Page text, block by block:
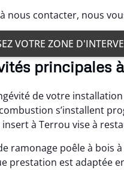
à nous contacter, nous
VOTRE ZONE
principales
de votre
s’installent
insert à Terrou vise à
de ramonage poêle à
prestation est adaptée